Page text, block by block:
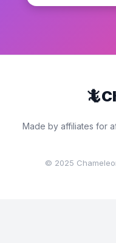
🦎
Made by affiliates for
© 2025